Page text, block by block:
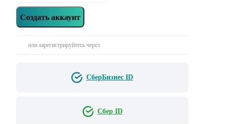
Создать аккаунт
или зарегистрируйтесь через
СберБизнес ID
Сбер ID